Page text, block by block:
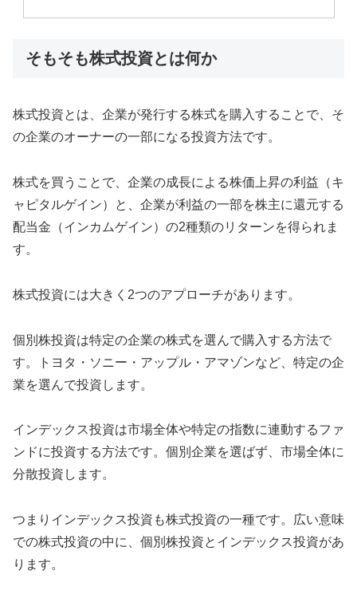
そもそも株式投資とは何か
株式投資とは、企業が発行する株式を購入することで、そ
の企業のオーナーの一部になる投資方法です。
株式を買うことで、企業の成長による株価上昇の利益（キ
ャピタルゲイン）と、企業が利益の一部を株主に還元する
配当金（インカムゲイン）の2種類のリターンを得られま
す。
株式投資には大きく2つのアプローチがあります。
個別株投資は特定の企業の株式を選んで購入する方法で
す。トヨタ・ソニー・アップル・アマゾンなど、特定の企
業を選んで投資します。
インデックス投資は市場全体や特定の指数に連動するファ
ンドに投資する方法です。個別企業を選ばず、市場全体に
分散投資します。
つまりインデックス投資も株式投資の一種です。広い意味
での株式投資の中に、個別株投資とインデックス投資があ
ります。